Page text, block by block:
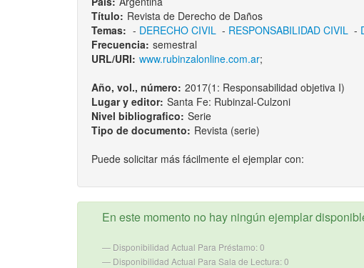
Título: Revista de Derecho de Daños
Temas: - DERECHO CIVIL- RESPONSABILIDAD CIVIL-
Frecuencia: semestral
URL/URI: www.rubinzalonline.com.ar;
Año, vol., número: 2017(1: Responsabilidad objetiva I)
Lugar y editor: Santa Fe: Rubinzal-Culzoni
Nivel bibliografico: Serie
Tipo de documento: Revista (serie)
Puede solicitar más fácilmente el ejemplar con:
En este momento no hay ningún ejemplar
Disponibilidad Actual Para Préstamo: 0
Disponibilidad Actual Para Sala de Lectura: 0